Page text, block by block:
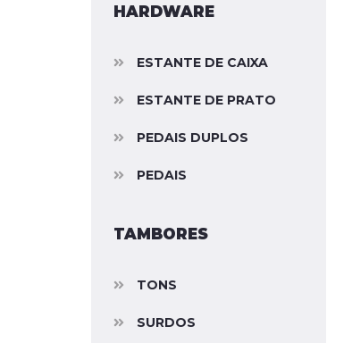
HARDWARE
ESTANTE DE CAIXA
ESTANTE DE PRATO
PEDAIS DUPLOS
PEDAIS
TAMBORES
TONS
SURDOS